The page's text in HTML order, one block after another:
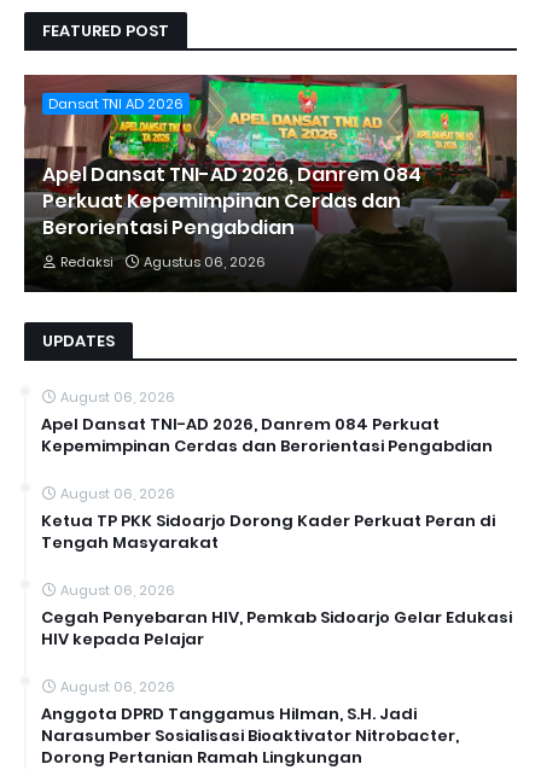
FEATURED POST
Dansat TNI AD 2026
Apel Dansat TNI-AD 2026, Danrem 084
Perkuat Kepemimpinan Cerdas dan
Berorientasi Pengabdian
Redaksi Agustus 06, 2026
UPDATES
August 06, 2026
Apel Dansat TNI-AD 2026, Danrem 084 Perkuat
Kepemimpinan Cerdas dan Berorientasi Pengabdian
August 06, 2026
Ketua TP PKK Sidoarjo Dorong Kader Perkuat Peran di
Tengah Masyarakat
August 06, 2026
Cegah Penyebaran HIV, Pemkab Sidoarjo Gelar Edukasi
HIV kepada Pelajar
August 06, 2026
Anggota DPRD Tanggamus Hilman, S.H. Jadi
Narasumber Sosialisasi Bioaktivator Nitrobacter,
Dorong Pertanian Ramah Lingkungan